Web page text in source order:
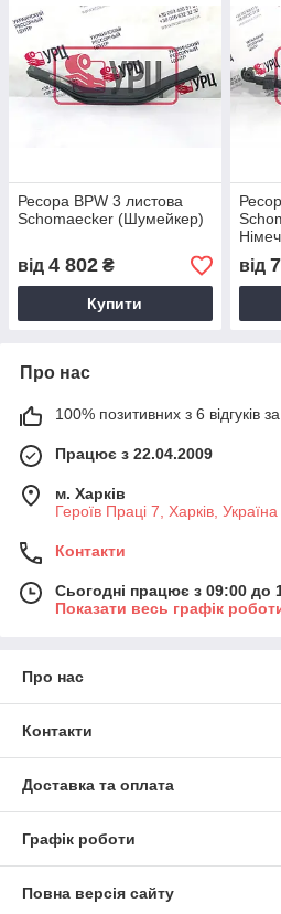
Ресора BPW 3 листова
Schomaecker (Шумейкер)
від 4 802 ₴
Купити
від
Про нас
100% позитивних з 6 відгуків за
Працює з 22.04.2009
м. Харків
Героїв Праці 7, Харків, Україна
Контакти
Сьогодні працює з 09:00 до
Показати весь графік
Про нас
Контакти
Доставка та оплата
Графік роботи
Повна версія сайту